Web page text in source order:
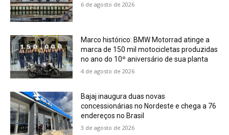
6 de agosto de 2026
Marco histórico: BMW Motorrad atinge a
marca de 150 mil motocicletas produzidas
no ano do 10º aniversário de sua planta
4 de agosto de 2026
Bajaj inaugura duas novas
concessionárias no Nordeste e chega a 76
endereços no Brasil
3 de agosto de 2026